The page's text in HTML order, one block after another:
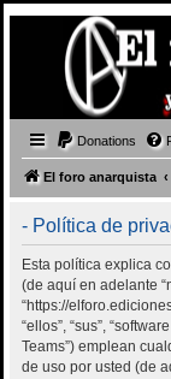
Donations
El foro anarquista
- Política de
Esta política explica
(de aquí en adelante
“https://
“ellos”, “sus”,
Teams”) emplean
de uso por usted (de